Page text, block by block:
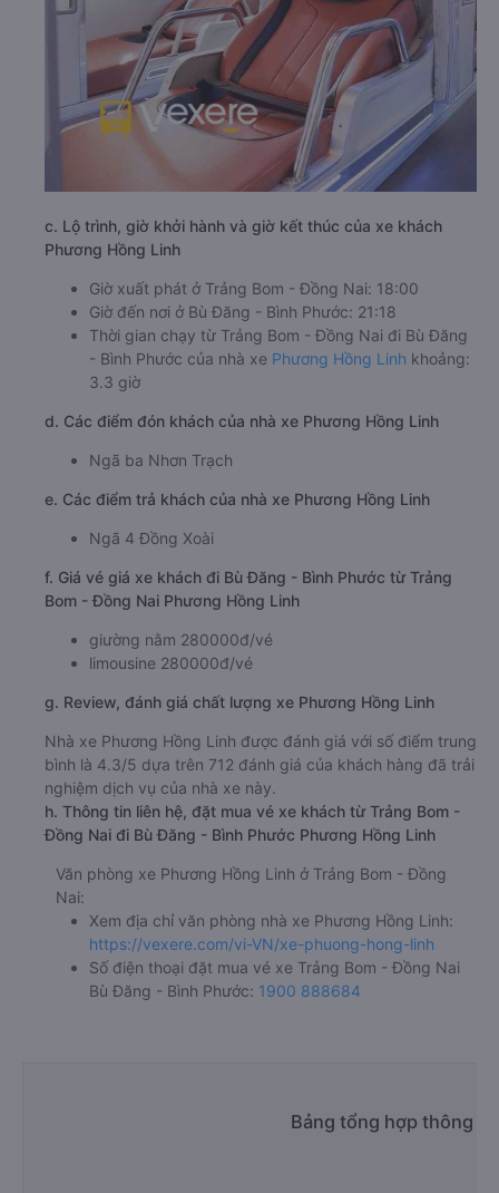
c. Lộ trình, giờ khởi hành và giờ kết thúc của xe khách
Phương Hồng Linh
Giờ xuất phát ở Trảng Bom - Đồng Nai: 18:00
Giờ đến nơi ở Bù Đăng - Bình Phước: 21:18
Thời gian chạy từ Trảng Bom - Đồng Nai đi Bù Đăng
- Bình Phước của nhà xe Phương Hồng Linh khoảng:
3.3 giờ
d. Các điểm đón khách của nhà xe Phương Hồng Linh
Ngã ba Nhơn Trạch
e. Các điểm trả khách của nhà xe Phương Hồng Linh
Ngã 4 Đồng Xoài
f. Giá vé giá xe khách đi Bù Đăng - Bình Phước từ Trảng
Bom - Đồng Nai Phương Hồng Linh
giường nằm 280000đ/vé
limousine 280000đ/vé
g. Review, đánh giá chất lượng xe Phương Hồng Linh
Nhà xe Phương Hồng Linh được đánh giá với số điểm trung
bình là 4.3/5 dựa trên 712 đánh giá của khách hàng đã trải
nghiệm dịch vụ của nhà xe này.
h. Thông tin liên hệ, đặt mua vé xe khách từ Trảng Bom -
Đồng Nai đi Bù Đăng - Bình Phước Phương Hồng Linh
Văn phòng xe Phương Hồng Linh ở Trảng Bom - Đồng
Nai:
Xem địa chỉ văn phòng nhà xe Phương Hồng Linh:
https://vexere.com/vi-VN/xe-phuong-hong-linh
Số điện thoại đặt mua vé xe Trảng Bom - Đồng Nai
Bù Đăng - Bình Phước: 1900 888684
Bảng tổng hợp thông